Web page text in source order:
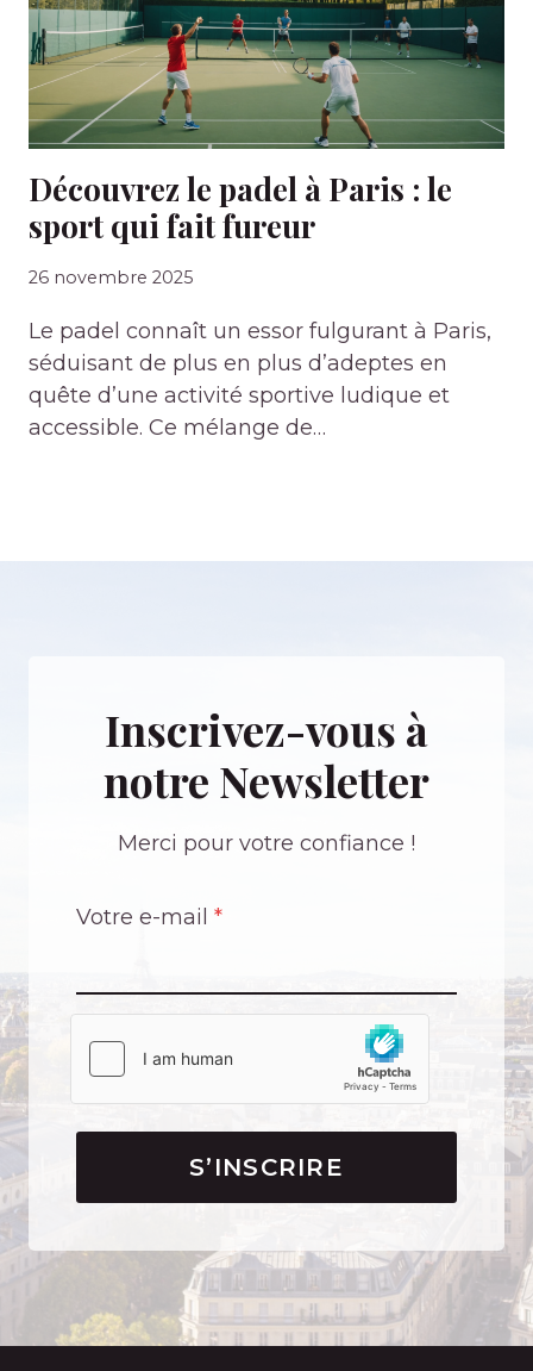
Découvrez le padel à Paris : le
sport qui fait fureur
26 novembre 2025
Le padel connaît un essor fulgurant à Paris,
séduisant de plus en plus d’adeptes en
quête d’une activité sportive ludique et
accessible. Ce mélange de…
Inscrivez-vous à
notre Newsletter
Merci pour votre confiance !
Votre e-mail *
S’INSCRIRE